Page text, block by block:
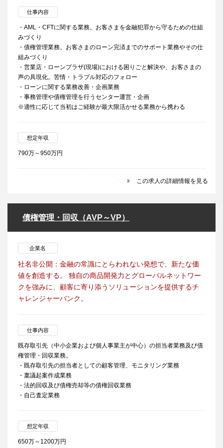
仕事内容
・AML・CFTに関する業務。お客さまを金融犯罪から守るための仕組
みづくり
・債権管理業務。お客さまのローン完済までのサポート業務やその仕
組みづくり
・営業店・ローンプラザ(現場)における困りごと解決や、お客さまの
声の具現化。苦情・トラブル対応のフォロー
・ローンに関する業務改善・企画業務
・事務管理や債権管理を行うセンター運営・企画
※適性に応じて当初はご経験が最大限活かせる業務から携わる
想定年収
790万～950万円
この求人の詳細情報を見る
債権管理・回収（AVP～VP）
企業名
社名非公開：金融の常識にとらわれない発想で、新たな価
値を創造する。 独自の商品開発力とグローバルネットワー
クを強みに、顧客に寄り添うソリューションを提供するチ
ャレンジャーバンク。
仕事内容
既存取引先（中小企業および個人事業主が中心）の担当者業務及び債
権管理・回収業務。
・既存取引先の担当者としての顧客管理、モニタリング業務
・稟議起案作成業務
・法的回収及び債権売却等の債権回収業務
・自己査定業務
想定年収
650万～1200万円